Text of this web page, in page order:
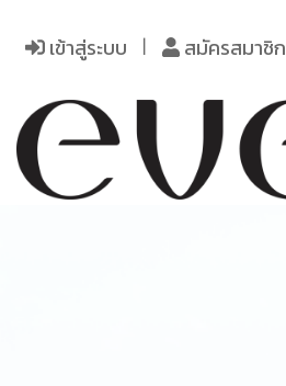
เข้าสู่ระบบ
สมัครสมาชิก